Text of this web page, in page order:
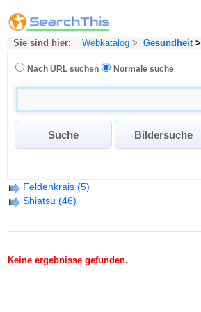
Sie sind hier: Webkatalog > Gesundheit>
Nach URL suchen Normale suche
Feldenkrais (5)
Shiatsu (46)
Keine ergebnisse gefunden.